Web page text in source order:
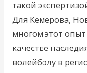
такой
Для Кемерова,
многом этот
качестве
волейболу в